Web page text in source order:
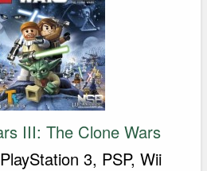
III: The Clone Wars
3, PSP, Wii